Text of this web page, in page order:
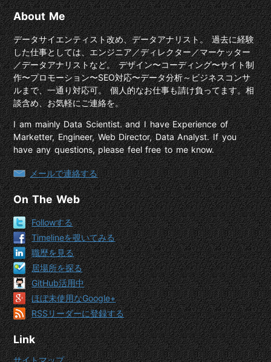
About Me
データサイエンティスト改め、データアナリスト。 過去に経験
した仕事としては、エンジニア／ディレクター／マーケッター
／データアナリストなど。 デザイン〜コーディング〜サイト制
作〜プロモーション〜SEO対応〜データ分析～ビジネスコンサ
ルまで、一通り対応可。 個人的なお仕事も請け負ってます。相
談含め、お気軽にご連絡を。
I am mainly Data Scientist. and I have Experience of
Marketter, Engineer, Web Director, Data Analyst. If you
have any questions, please feel free to me know.
メールで連絡する
On The Web
Followする
Timelineを覗いてみる
職歴を見る
居場所を探る
GitHub活用中
ほぼ未使用なGoogle+
RSSリーダーに登録する
Link